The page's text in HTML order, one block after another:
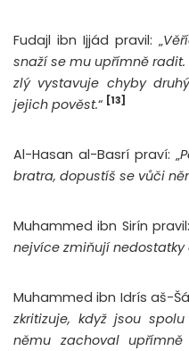
Fudajl ibn Ijjád pravil: „
snaží se mu upřímně
zlý vystavuje chyby
jejich pověst.“ [13]
Al-Hasan al-Basrí praví: „
bratra, dopustíš se vůči
Muhammed ibn Sirín
nejvíce zmiňují
Muhammed ibn Idrís aš-
zkritizuje, když jsou
němu zachoval